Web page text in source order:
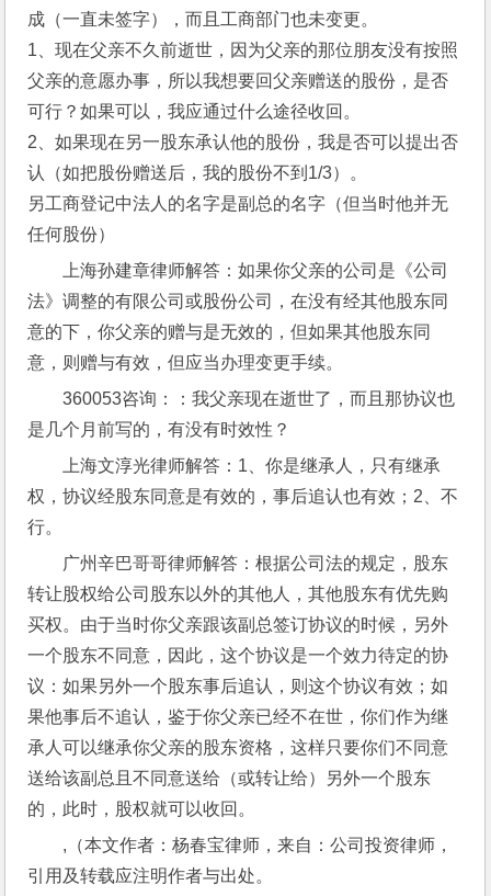
成（一直未签字），而且工商部门也未变更。
1、现在父亲不久前逝世，因为父亲的那位朋友没有按照
父亲的意愿办事，所以我想要回父亲赠送的股份，是否
可行？如果可以，我应通过什么途径收回。
2、如果现在另一股东承认他的股份，我是否可以提出否
认（如把股份赠送后，我的股份不到1/3）。
另工商登记中法人的名字是副总的名字（但当时他并无
任何股份）
上海孙建章律师解答：如果你父亲的公司是《公司
法》调整的有限公司或股份公司，在没有经其他股东同
意的下，你父亲的赠与是无效的，但如果其他股东同
意，则赠与有效，但应当办理变更手续。
360053咨询：：我父亲现在逝世了，而且那协议也
是几个月前写的，有没有时效性？
上海文淳光律师解答：1、你是继承人，只有继承
权，协议经股东同意是有效的，事后追认也有效；2、不
行。
广州辛巴哥哥律师解答：根据公司法的规定，股东
转让股权给公司股东以外的其他人，其他股东有优先购
买权。由于当时你父亲跟该副总签订协议的时候，另外
一个股东不同意，因此，这个协议是一个效力待定的协
议：如果另外一个股东事后追认，则这个协议有效；如
果他事后不追认，鉴于你父亲已经不在世，你们作为继
承人可以继承你父亲的股东资格，这样只要你们不同意
送给该副总且不同意送给（或转让给）另外一个股东
的，此时，股权就可以收回。
,（本文作者：杨春宝律师，来自：公司投资律师，
引用及转载应注明作者与出处。